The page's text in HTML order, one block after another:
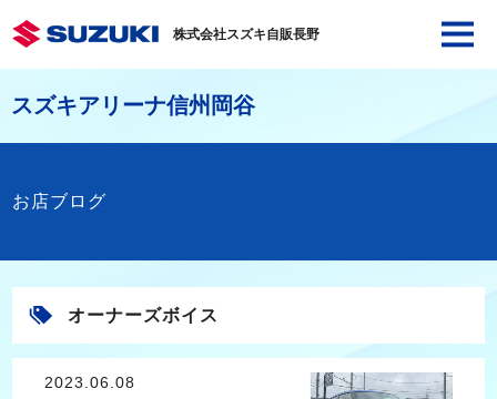
株式会社スズキ自販長野
スズキアリーナ信州岡谷
お店ブログ
オーナーズボイス
2023.06.08